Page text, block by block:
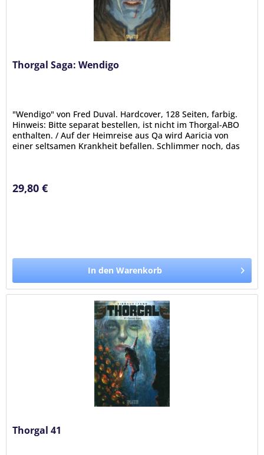
Thorgal Saga: Wendigo
"Wendigo" von Fred Duval. Hardcover, 128 Seiten, farbig.
Hinweis: Bitte separat bestellen, ist nicht im Thorgal-ABO
enthalten. / Auf der Heimreise aus Qa wird Aaricia von
einer seltsamen Krankheit befallen. Schlimmer noch, das
29,80 €
In den Warenkorb
Thorgal 41